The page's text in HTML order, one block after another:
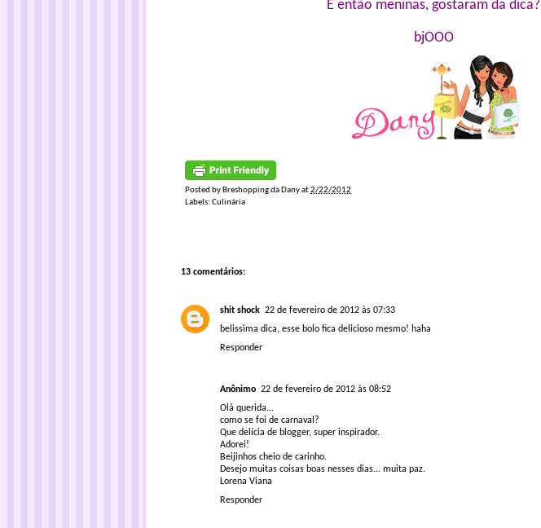
E então meninas, gostaram da dica?
bjOOO
Posted by Breshopping da Danyat2/22/2012
Labels: Culinária
13 comentários:
shit shock 22 de fevereiro de 2012 às 07:33
belissima dica, esse bolo fica delicioso mesmo! haha
Responder
Anônimo 22 de fevereiro de 2012 às 08:52
Olá querida...
como se foi de carnaval?
Que delícia de blogger, super inspirador.
Adorei!
Beijinhos cheio de carinho.
Desejo muitas coisas boas nesses dias... muita paz.
Lorena Viana
Responder